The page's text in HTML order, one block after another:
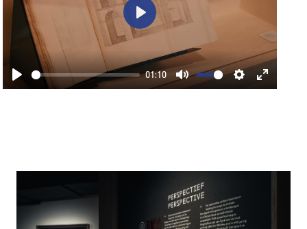
Play
01:10
Mute Settings
Enter
Play